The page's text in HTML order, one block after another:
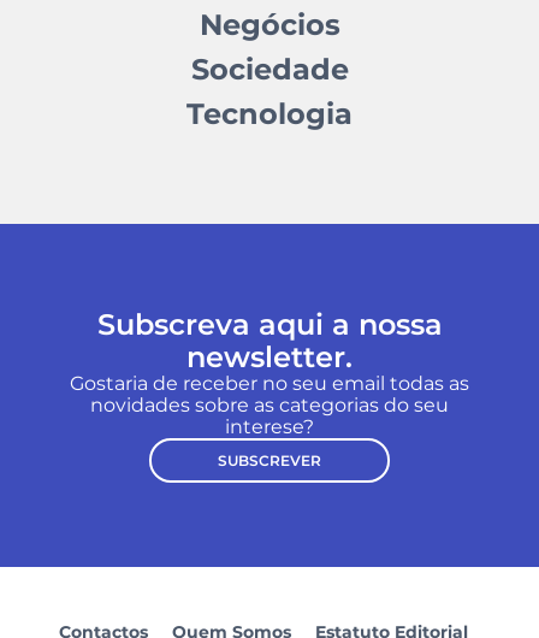
Negócios
Sociedade
Tecnologia
Subscreva aqui a nossa
newsletter.
Gostaria de receber no seu email todas as
novidades sobre as categorias do seu
interese?
SUBSCREVER
Contactos Quem Somos Estatuto Editorial